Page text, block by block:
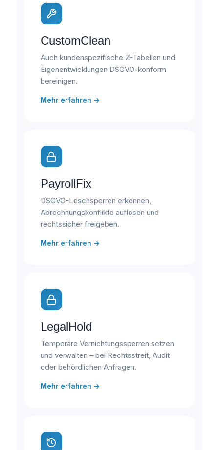
CustomClean
Auch kundenspezifische Z-Tabellen und
Eigenentwicklungen DSGVO-konform
bereinigen.
Mehr erfahren →
PayrollFix
DSGVO-Löschsperren erkennen,
Abrechnungskonflikte auflösen und
rechtssicher freigeben.
Mehr erfahren →
LegalHold
Temporäre Vernichtungssperren setzen
und verwalten – bei Rechtsstreit, Audit
oder behördlichen Anfragen.
Mehr erfahren →